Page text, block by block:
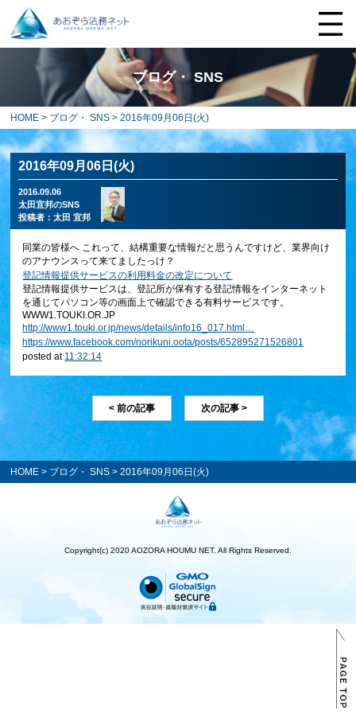
ブログ・ SNS
HOME > ブログ・ SNS > 2016年09月06日(火)
2016年09月06日(火)
2016.09.06
太田宜邦のSNS
投稿者：太田 宜邦
同業の皆様へ これって、結構重要な情報だと思うんですけど、業界向け
のアナウンスって来てましたっけ？
登記情報提供サービスの利用料金の改定について
登記情報提供サービスは、登記所が保有する登記情報をインターネット
を通じてパソコン等の画面上で確認できる有料サービスです。
WWW1.TOUKI.OR.JP
http://www1.touki.or.jp/news/details/info16_017.html …
https://www.facebook.com/norikuni.oota/posts/652895271526801
posted at 11:32:14
< 前の記事 次の記事 >
HOME > ブログ・ SNS > 2016年09月06日(火)
Copyright(c) 2020 AOZORA HOUMU NET. All Rights Reserved.